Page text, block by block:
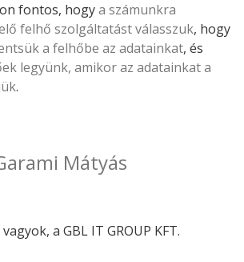
fontos, hogya számunkra
felhő szolgáltatást válasszuk, hogy
a felhőbe az adatainkat, és
legyünk, amikor az adatainkat a
.
Mátyás
a GBL IT GROUP KFT.